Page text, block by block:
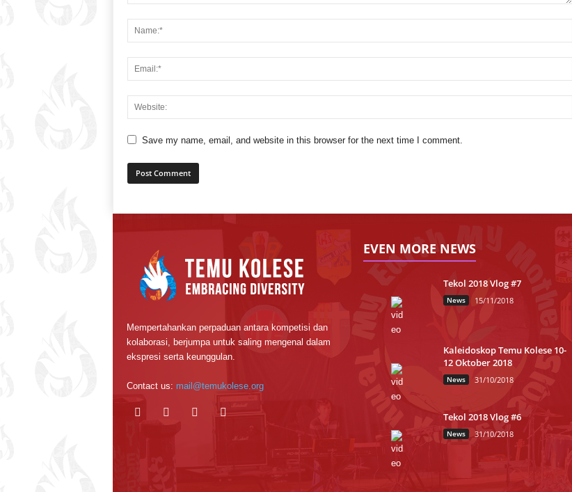
Save my name, email, and website in this browser for the next time I comment.
Mempertahankan perpaduan antara kompetisi dan
kolaborasi, berjumpa untuk saling mengenal dalam
ekspresi serta keunggulan.
Contact us: mail@temukolese.org
EVEN MORE NEWS
Tekol 2018 Vlog #7
News 15/11/2018
Kaleidoskop Temu Kolese 10-
12 Oktober 2018
News 31/10/2018
Tekol 2018 Vlog #6
News 31/10/2018